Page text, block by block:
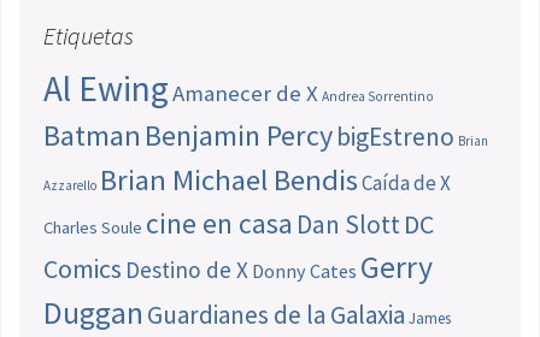
Etiquetas
Al EwingAmanecer de X Andrea Sorrentino
Batman Benjamin PercybigEstreno Brian
Azzarello Brian Michael BendisCaída de X
Charles Soule cine en casa Dan SlottDC
Comics Destino de X Donny Cates Gerry
Duggan Guardianes de la Galaxia James